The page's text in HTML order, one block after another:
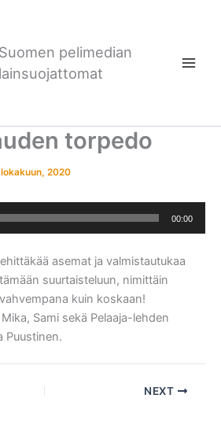
Suomen pelimedian
lainsuojattomat
torpedo
2020
00:00
asemat ja valmistautukaa
suurtaisteluun, nimittäin
kuin koskaan!
Sami sekä Pelaaja-lehden
Puustinen.
NEXT